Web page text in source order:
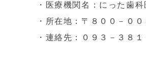
・医療機関名：にった歯科
・所在地：〒８００－０
・連絡先：０９３－３８１